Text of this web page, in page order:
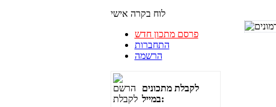
לוח בקרה אישי
פרסם מתכון חדש
התחברות
הרשמה
לקבלת מתכונים
במייל: